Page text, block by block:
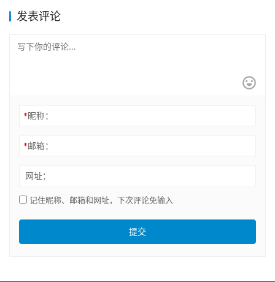
发表评论
*昵称：
*邮箱：
网址：
记住昵称、邮箱和网址，下次评论免输入
提交